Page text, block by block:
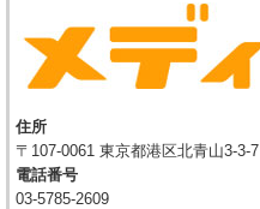
住所
〒107-0061 東京都港区北青山3-3-7
電話番号
03-5785-2609